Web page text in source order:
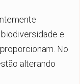
e
No
alterando